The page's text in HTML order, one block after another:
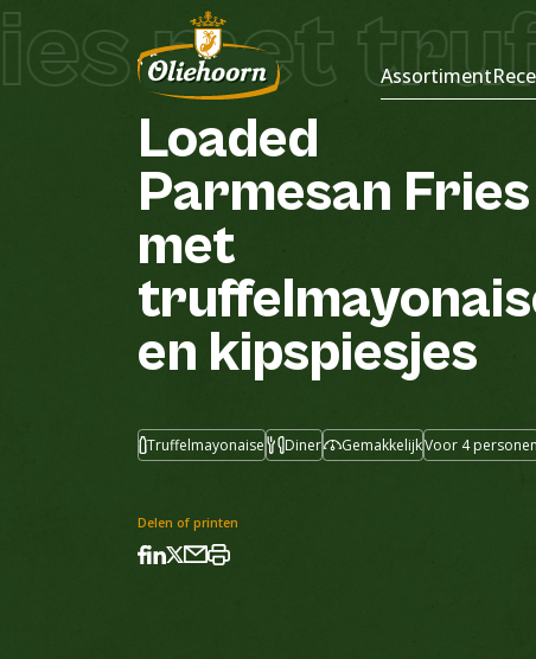
Assortiment
Recepten
Loaded
Parmesan Fries
met
en kipspiesjes
met
Truffelmayonaise Diner GemakkelijkVoor 4 personen
Delen of printen